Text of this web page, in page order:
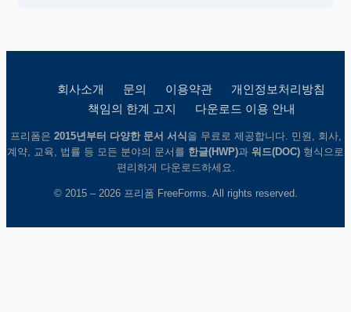
회사소개 문의 이용약관
개인정보처리방침
책임의 한계 고지
다운로드 이용 안내
프리폼은 2015년부터 다양한 문서 서식 을 무료로 제공합니다. 민원, 회사,
계약, 교육, 법률 등 모든 분야의 문서를 한글(HWP)과 워드(DOC) 형식으로
편리하게 다운로드하세요.
© 2015 – 2026 프리폼 FreeForms. All rights reserved.